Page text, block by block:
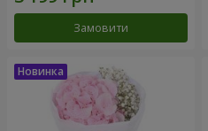
Замовити